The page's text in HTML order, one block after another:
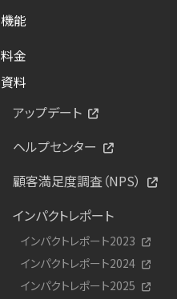
機能
料金
資料
アップデート
ヘルプセンター
顧客満足度調査（NPS）
インパクトレポート
インパクトレポート2023
インパクトレポート2024
インパクトレポート2025